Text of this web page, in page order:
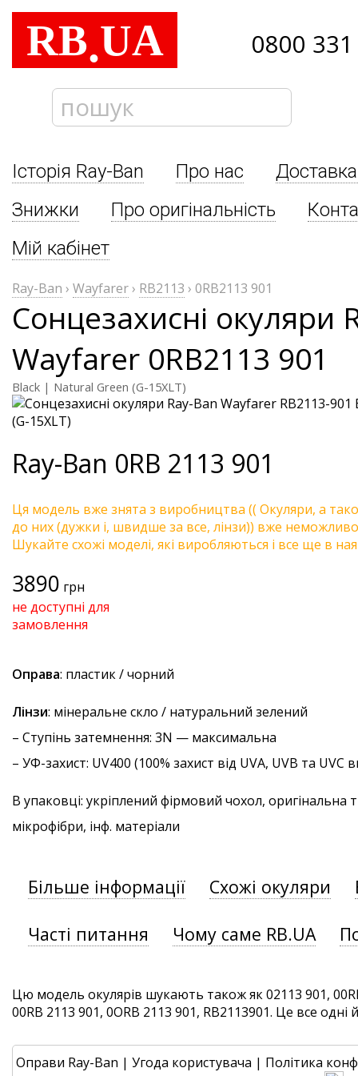
RB.UA 0800
Історія Ray-Ban Про нас
Знижки
Про оригінальність
Мій кабінет
Ray-Ban › Wayfarer› RB2113 › 0RB2113 901
Сонцезахисні окуляри
Wayfarer 0RB2113 901
Black | Natural Green (G-15XLT)
Ray-Ban 0RB 2113 901
Ця модель вже знята з виробництва (( Окуляри, а
до них (дужки і, швидше за все, лінзи)) вже неможливо
Шукайте схожі моделі, які виробляються і все ще в
3890 грн
не доступні для
замовлення
Оправа: пластик / чорний
Лінзи: мінеральне скло / натуральний зелений
– Ступінь затемнення: 3N — максимальна
– УФ-захист: UV400 (100% захист від UVA, UVB та
В упаковці: укріплений фірмовий чохол, оригінальна
мікрофібри, інф. матеріали
Більше інформації Схожі окуляри
Часті питання Чому саме RB.UA
Цю модель окулярів шукають також як 02113 901,
00RB 2113 901, 0ORB 2113 901, RB2113901. Це все одні
Оправи Ray-Ban | Угода користувача | Політика